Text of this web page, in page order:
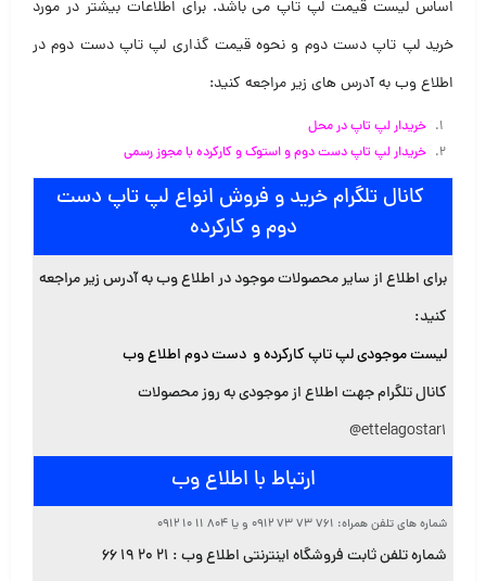
اساس لیست قیمت لپ تاپ می باشد. برای اطلاعات بیشتر در مورد
خرید لپ تاپ دست دوم و نحوه قیمت گذاری لپ تاپ دست دوم در
اطلاع وب به آدرس های زیر مراجعه کنید:
خریدار لپ تاپ در محل
خریدار لپ تاپ دست دوم و استوک و کارکرده با مجوز رسمی
کانال تلگرام خرید و فروش انواع لپ تاپ دست
دوم و کارکرده
برای اطلاع از سایر محصولات موجود در اطلاع وب به آدرس زیر مراجعه
کنید:
لیست موجودی لپ تاپ کارکرده و دست دوم اطلاع وب
کانال تلگرام جهت اطلاع از موجودی به روز محصولات
@ettelagostar1
ارتباط با اطلاع وب
شماره های تلفن همراه: ۷۶۱ ۷۳ ۷۳ ۰۹۱۲ و یا۸۰۴ ۱۱ ۱۰ ۰۹۱۲
شماره تلفن ثابت فروشگاه اینترنتی اطلاع وب : ۲۱ ۲۰ ۱۹ ۶۶